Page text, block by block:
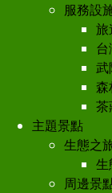
服務設
旅
武
森
茶
主題景點
生態之
生
周邊景